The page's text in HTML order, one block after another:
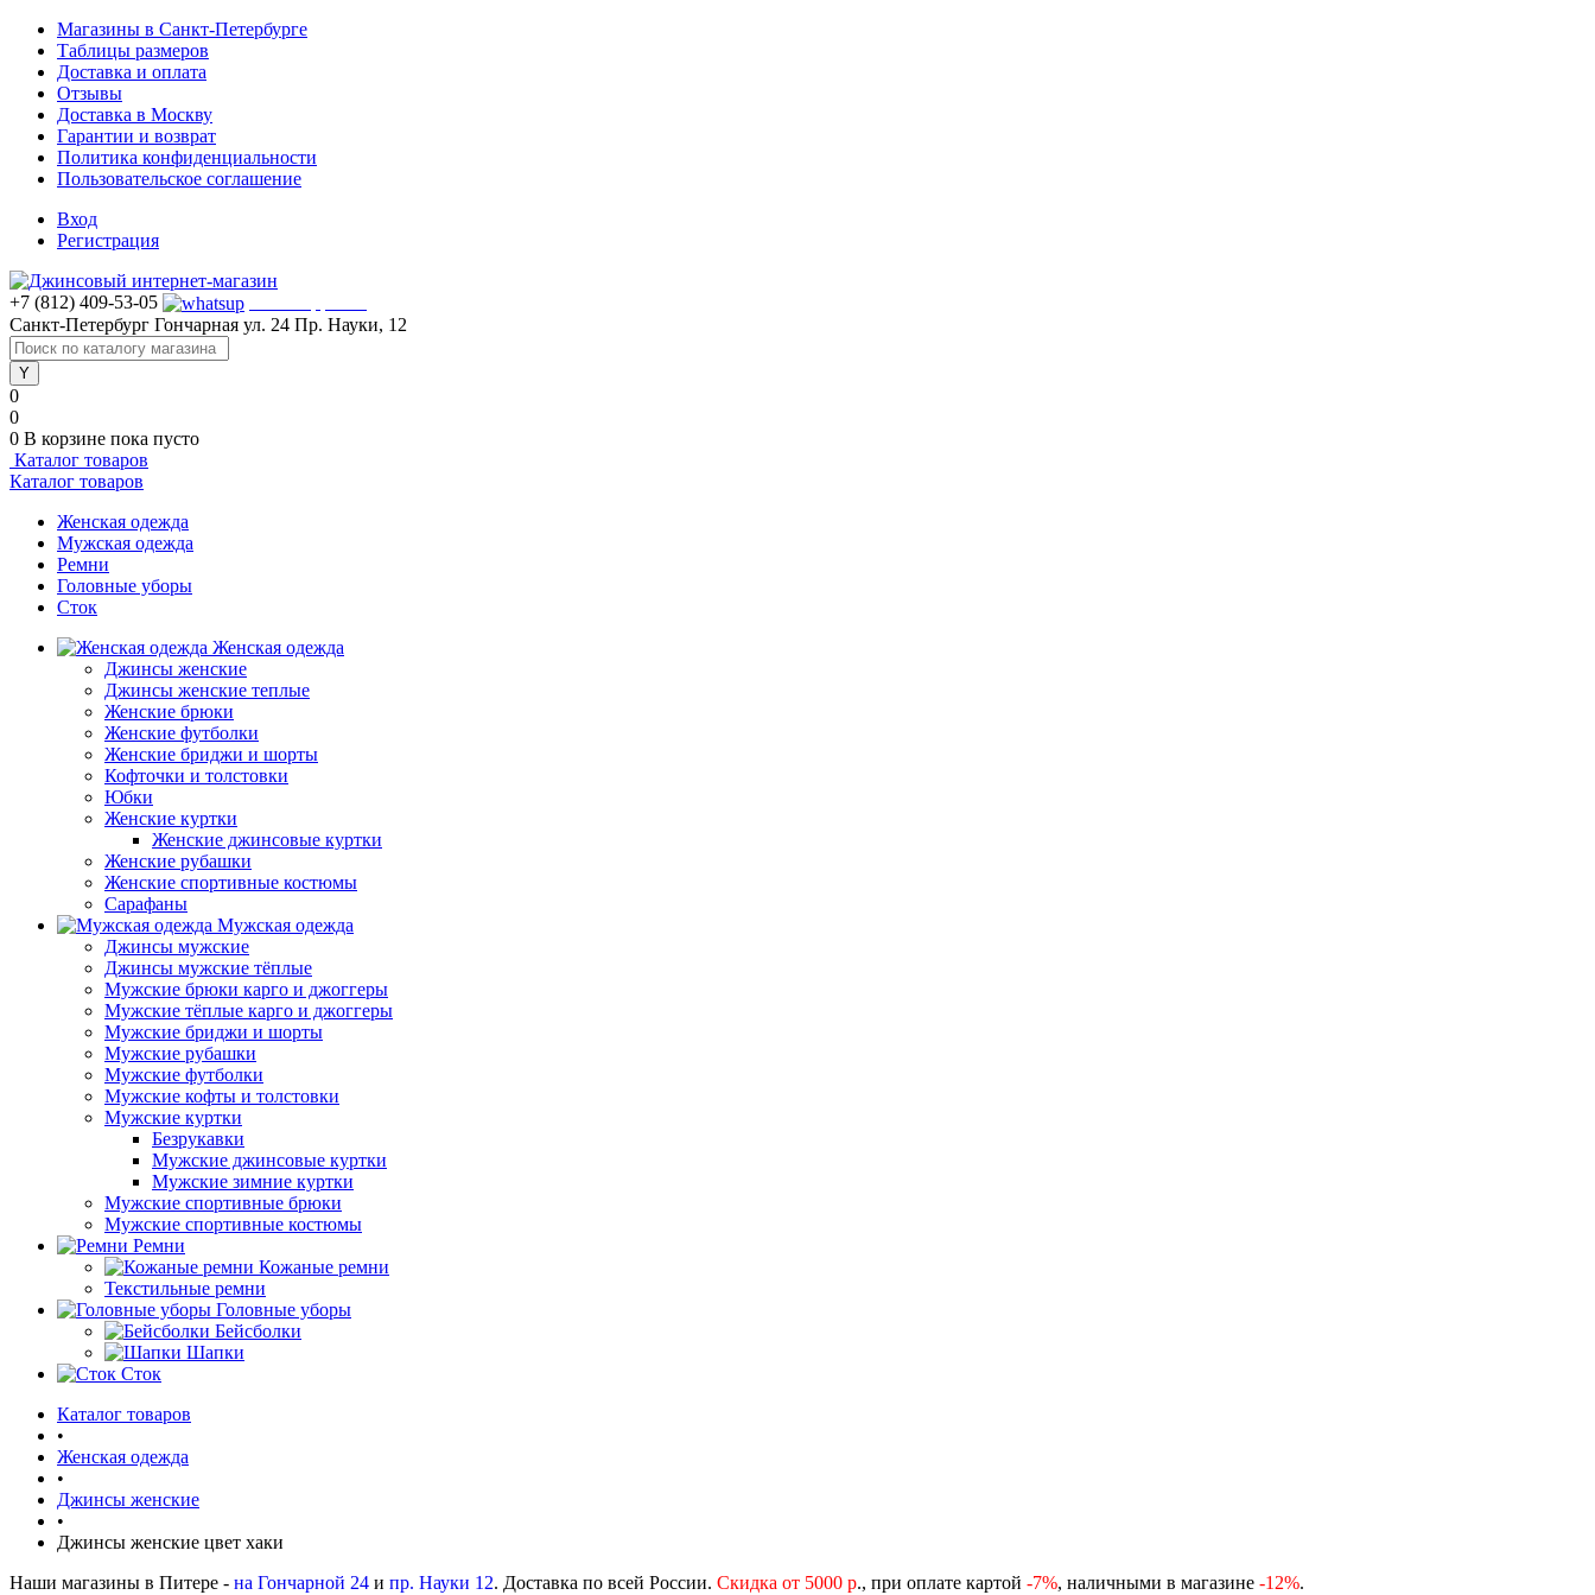
Магазины в Санкт-Петербурге
Таблицы размеров
Доставка и оплата
Отзывы
Доставка в Москву
Гарантии и возврат
Политика конфиденциальности
Пользовательское соглашение
Вход
Регистрация
+7 (812) 409-53-05
Санкт-Петербург Гончарная ул. 24 Пр. Науки, 12
0
0
0 В корзине пока пусто
Каталог товаров
Каталог товаров
Женская одежда
Мужская одежда
Ремни
Головные уборы
Сток
Женская одежда
Джинсы женские
Джинсы женские теплые
Женские брюки
Женские футболки
Женские бриджи и шорты
Кофточки и толстовки
Юбки
Женские куртки
Женские джинсовые куртки
Женские рубашки
Женские спортивные костюмы
Сарафаны
Мужская одежда
Джинсы мужские
Джинсы мужские тёплые
Мужские брюки карго и джоггеры
Мужские тёплые карго и джоггеры
Мужские бриджи и шорты
Мужские рубашки
Мужские футболки
Мужские кофты и толстовки
Мужские куртки
Безрукавки
Мужские джинсовые куртки
Мужские зимние куртки
Мужские спортивные брюки
Мужские спортивные костюмы
Ремни
Кожаные ремни
Текстильные ремни
Головные уборы
Бейсболки
Шапки
Сток
Каталог товаров
•
Женская одежда
•
Джинсы женские
•
Джинсы женские цвет хаки
Наши магазины в Питере - на Гончарной 24 и пр. Науки 12. Доставка по всей России. Скидка от 5000 р., при оплате картой -7%, наличными в магазине -12%.